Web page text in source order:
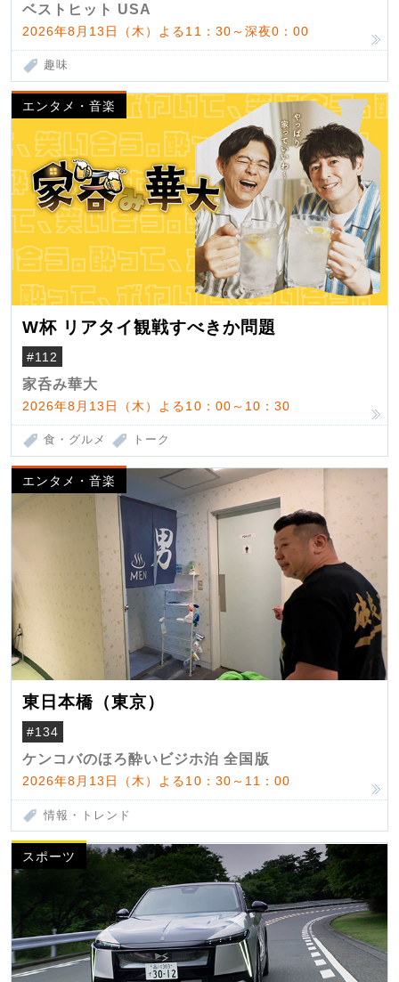
ベストヒット USA
2026年8月13日（木）よる11：30～深夜0：00
趣味
エンタメ・音楽
W杯 リアタイ観戦すべきか問題
#112
家呑み華大
2026年8月13日（木）よる10：00～10：30
食・グルメ トーク
エンタメ・音楽
東日本橋（東京）
#134
ケンコバのほろ酔いビジホ泊 全国版
2026年8月13日（木）よる10：30～11：00
情報・トレンド
スポーツ